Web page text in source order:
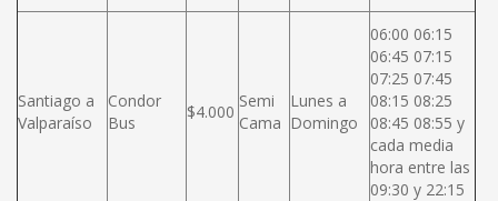
Santiago a
Valparaíso
Condor
Bus
$4.000
Semi
Cama
Lunes a
Domingo
06:00 06:15
06:45 07:15
07:25 07:45
08:15 08:25
08:45 08:55 y
cada media
hora entre las
09:30 y 22:15